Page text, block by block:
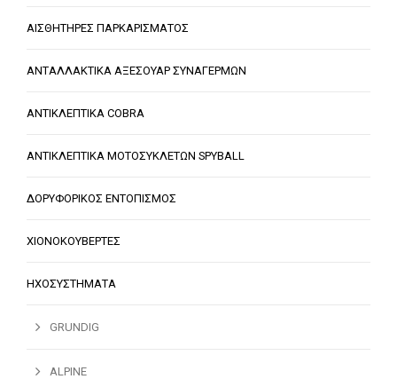
ΑΙΣΘΗΤΗΡΕΣ ΠΑΡΚΑΡΙΣΜΑΤΟΣ
ΑΝΤΑΛΛΑΚΤΙΚΑ ΑΞΕΣΟΥΑΡ ΣΥΝΑΓΕΡΜΩΝ
ΑΝΤΙΚΛΕΠΤΙΚΑ COBRA
ΑΝΤΙΚΛΕΠΤΙΚΑ ΜΟΤΟΣΥΚΛΕΤΩΝ SPYBALL
ΔΟΡΥΦΟΡΙΚΟΣ ΕΝΤΟΠΙΣΜΟΣ
ΧΙΟΝΟΚΟΥΒΕΡΤΕΣ
ΗΧΟΣΥΣΤΗΜΑΤΑ
GRUNDIG
ALPINE